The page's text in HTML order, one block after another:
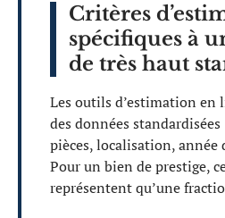
Critères
spécifiques à
de très haut
Les outils d’estimation en
des données
pièces, localisation, année
Pour un bien de prestige,
représentent qu’une